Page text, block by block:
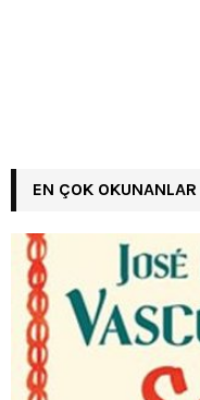
EN ÇOK OKUNANLAR